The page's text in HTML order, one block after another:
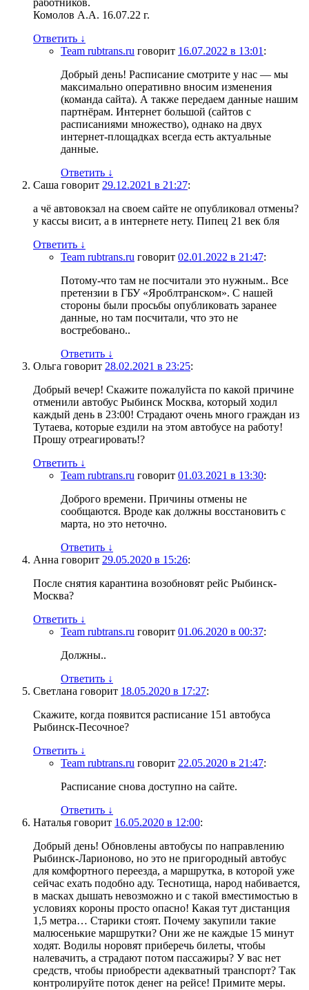
Комолов А.А. 16.07.22 г.
Ответить ↓
Team rubtrans.ru говорит 16.07.2022 в 13:01 :
Добрый день! Расписание смотрите у нас — мы
максимально оперативно вносим изменения
(команда сайта). А также передаем данные нашим
партнёрам. Интернет большой (сайтов с
расписаниями множество), однако на двух
интернет-площадках всегда есть актуальные
данные.
Ответить ↓
Саша говорит 29.12.2021 в 21:27:
а чё автовокзал на своем сайте не опубликовал отмены?
у кассы висит, а в интернете нету. Пипец 21 век бля
Ответить ↓
Team rubtrans.ru говорит 02.01.2022 в 21:47:
Потому-что там не посчитали это нужным.. Все
претензии в ГБУ «Яроблтранском». С нашей
стороны были просьбы опубликовать заранее
данные, но там посчитали, что это не
востребовано..
Ответить ↓
Ольга говорит 28.02.2021 в 23:25:
Добрый вечер! Скажите пожалуйста по какой причине
отменили автобус Рыбинск Москва, который ходил
каждый день в 23:00! Страдают очень много граждан из
Тутаева, которые ездили на этом автобусе на работу!
Прошу отреагировать!?
Ответить ↓
Team rubtrans.ru говорит 01.03.2021 в 13:30:
Доброго времени. Причины отмены не
сообщаются. Вроде как должны восстановить с
марта, но это неточно.
Ответить ↓
Анна говорит 29.05.2020 в 15:26:
После снятия карантина возобновят рейс Рыбинск-
Москва?
Ответить ↓
Team rubtrans.ru говорит 01.06.2020 в 00:37:
Должны..
Ответить ↓
Светлана говорит 18.05.2020 в 17:27:
Скажите, когда появится расписание 151 автобуса
Рыбинск-Песочное?
Ответить ↓
Team rubtrans.ru говорит 22.05.2020 в 21:47:
Расписание снова доступно на сайте.
Ответить ↓
Наталья говорит 16.05.2020 в 12:00:
Добрый день! Обновлены автобусы по направлению
Рыбинск-Ларионово, но это не пригородный автобус
для комфортного переезда, а маршрутка, в которой уже
сейчас ехать подобно аду. Теснотища, народ набивается,
в масках дышать невозможно и с такой вместимостью в
условиях короны просто опасно! Какая тут дистанция
1,5 метра… Старики стоят. Почему закупили такие
малюсенькие маршрутки? Они же не каждые 15 минут
ходят. Водилы норовят приберечь билеты, чтобы
налевачить, а страдают потом пассажиры? У вас нет
средств, чтобы приобрести адекватный транспорт? Так
контролируйте поток денег на рейсе! Примите меры.